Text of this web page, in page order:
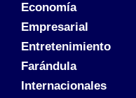
Economía
Empresarial
Entretenimiento
Farándula
Internacionales